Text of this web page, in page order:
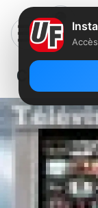
Ce mardi